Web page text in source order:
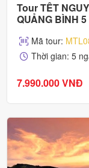
Tour TẾT
QUẢNG BÌNH
Mã tour:
Thời gian: 5
7.990.000 VNĐ